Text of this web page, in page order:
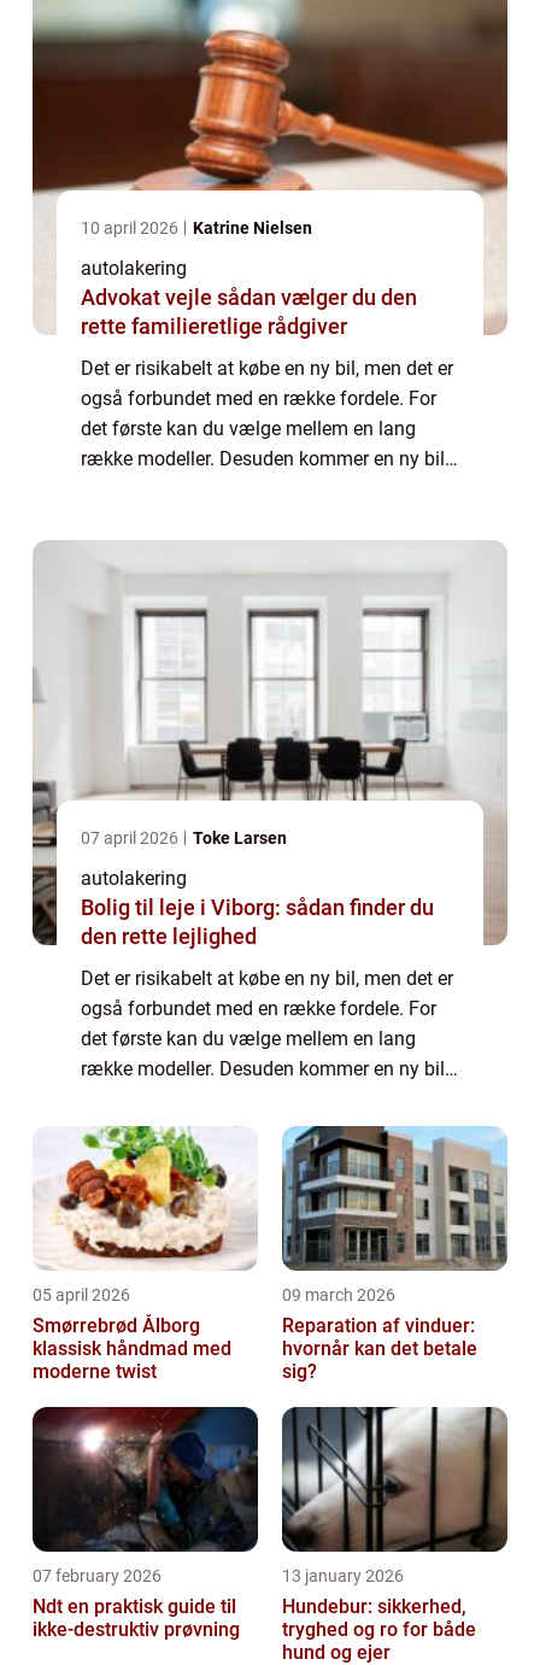
10 april 2026 Katrine Nielsen
autolakering
Advokat vejle sådan vælger du den
rette familieretlige rådgiver
Det er risikabelt at købe en ny bil, men det er
også forbundet med en række fordele. For
det første kan du vælge mellem en lang
række modeller. Desuden kommer en ny bil
07 april 2026 Toke Larsen
autolakering
Bolig til leje i Viborg: sådan finder du
den rette lejlighed
Det er risikabelt at købe en ny bil, men det er
også forbundet med en række fordele. For
det første kan du vælge mellem en lang
række modeller. Desuden kommer en ny bil
historie, den har kun været din! På den and...
05 april 2026
Smørrebrød Ålborg
klassisk håndmad med
moderne twist
09 march 2026
Reparation af vinduer:
hvornår kan det betale
sig?
07 february 2026
Ndt en praktisk guide til
ikke-destruktiv prøvning
13 january 2026
Hundebur: sikkerhed,
tryghed og ro for både
hund og ejer